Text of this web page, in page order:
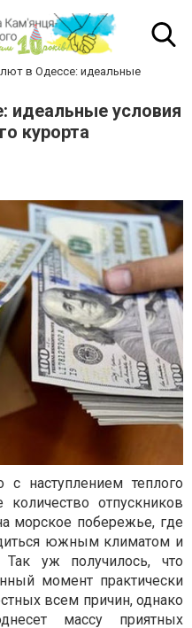
в Одессе: идеальные
идеальные условия
курорта
наступлением теплого
отпускников
морское побережье, где
южным климатом и
уж получилось, что
момент практически
всем причин, однако
массу приятных